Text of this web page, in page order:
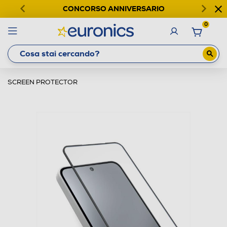
CONCORSO ANNIVERSARIO
0
SCREEN PROTECTOR